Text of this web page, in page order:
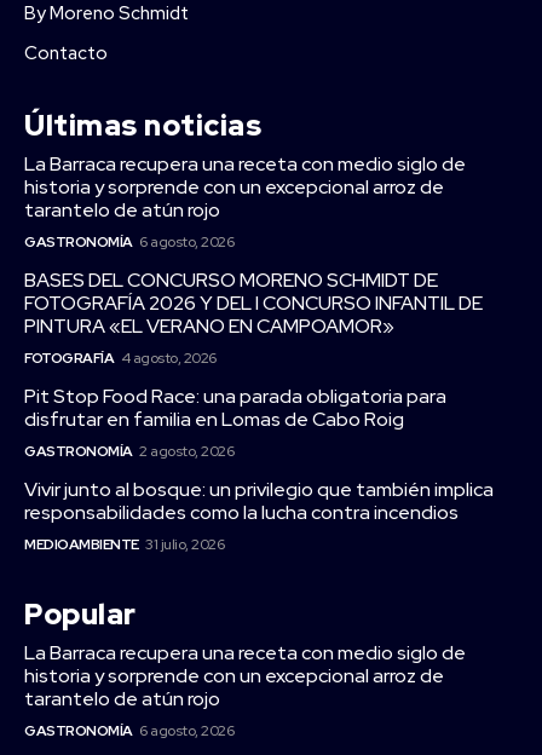
By Moreno Schmidt
Contacto
Últimas noticias
La Barraca recupera una receta con medio siglo de
historia y sorprende con un excepcional arroz de
tarantelo de atún rojo
GASTRONOMÍA 6 agosto, 2026
BASES DEL CONCURSO MORENO SCHMIDT DE
FOTOGRAFÍA 2026 Y DEL I CONCURSO INFANTIL DE
PINTURA «EL VERANO EN CAMPOAMOR»
FOTOGRAFÍA 4 agosto, 2026
Pit Stop Food Race: una parada obligatoria para
disfrutar en familia en Lomas de Cabo Roig
GASTRONOMÍA 2 agosto, 2026
Vivir junto al bosque: un privilegio que también implica
responsabilidades como la lucha contra incendios
MEDIOAMBIENTE 31 julio, 2026
Popular
La Barraca recupera una receta con medio siglo de
historia y sorprende con un excepcional arroz de
tarantelo de atún rojo
GASTRONOMÍA 6 agosto, 2026